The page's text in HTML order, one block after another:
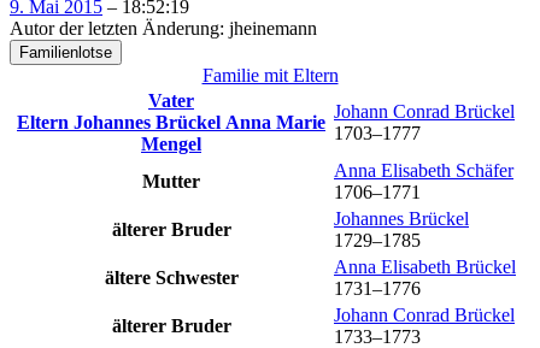
9. Mai 2015 – 18:52:19
Autor der letzten Änderung: jheinemann
Familienlotse
Familie mit Eltern
Vater
Eltern Johannes Brückel Anna Marie
Mengel
Johann Conrad Brückel
1703–1777
Mutter
Anna Elisabeth Schäfer
1706–1771
älterer Bruder
Johannes Brückel
1729–1785
ältere Schwester
Anna Elisabeth Brückel
1731–1776
älterer Bruder
Johann Conrad Brückel
1733–1773